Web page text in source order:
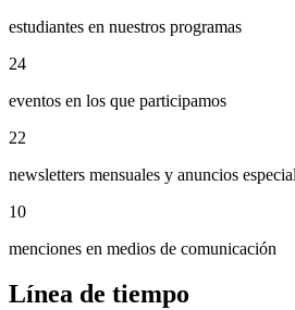
estudiantes en nuestros programas
24
eventos en los que participamos
22
newsletters mensuales y anuncios
10
menciones en medios de comunicación
Línea de tiempo